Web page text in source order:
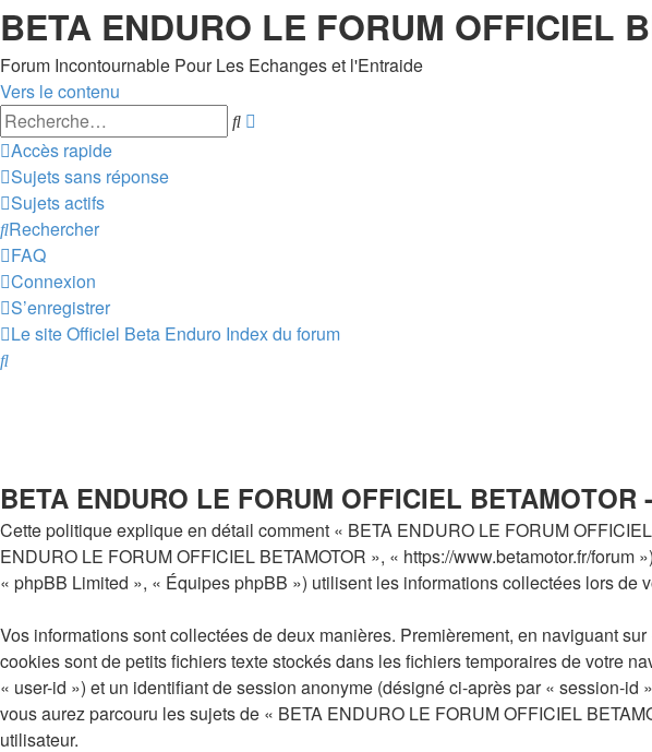
BETA ENDURO LE FORUM OFFICIEL
Forum Incontournable Pour Les Echanges et l'Entraide
Vers le contenu
Rechercher
Accès rapide
Sujets sans réponse
Sujets actifs
Rechercher
FAQ
Connexion
S’enregistrer
Le site Officiel Beta Enduro Index du forum
Rechercher
BETA ENDURO LE FORUM OFFICIEL
Cette politique explique en détail comment « BETA ENDURO LE FORUM
ENDURO LE FORUM OFFICIEL BETAMOTOR », « https://www.betamotor.fr/
« phpBB Limited », « Équipes phpBB ») utilisent les informations collectées lors
Vos informations sont collectées de deux manières. Premièrement, en naviguant
cookies sont de petits fichiers texte stockés dans les fichiers temporaires de votre
« user-id ») et un identifiant de session anonyme (désigné ci-après par « session-
vous aurez parcouru les sujets de « BETA ENDURO LE FORUM OFFICIEL
utilisateur.